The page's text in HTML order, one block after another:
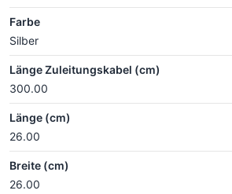
Farbe
Silber
Länge Zuleitungskabel (cm)
300.00
Länge (cm)
26.00
Breite (cm)
26.00